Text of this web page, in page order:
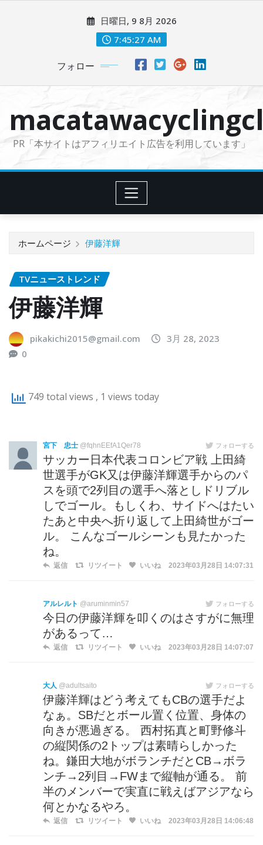
に
日曜日, 9 8月 2026
7:45:28 AM
フォロー
PR「本サイトはアフィリエイト広告を利用しています」
ホームページ 伊藤洋輝
TVニューストレンド
伊藤洋輝
pikakichi2015@gmail.com
3月 28, 2023
0
749 total views , 1 views today
宮下 忠士 @fqhnEEfA1Qer78 フォローする
サッカー日本代表コロンビア戦 上田綺
世選手がGK又は伊藤洋輝選手からのパ
スを頭で2列目の選手へ落としドリブル
しでゴール。もしくわ、サイドへはたい
たあと中央へ折り返して上田綺世がゴー
ル。 こんなゴールシーンも見たかった
ね。
返信 リツイート いいね 2023年03月28日 14:07:31
アルレルト @aruminmin57 フォローする
今日の伊藤洋輝を叩くのはさすがに無理
があるって…
返信 リツイート いいね 2023年03月28日 14:07:07
大人 @adultsaito フォローする
伊藤洋輝はどう考えてもCBの選手だよ
なぁ。SBだとボール置く位置、身体の
向きが悪過ぎる。 西村拓真と町野修斗
の縦関係の2トップは素晴らしかった
ね。鎌田大地がボランチだとCB→ボラ
ンチ→2列目→FWまで縦軸が通る。 前
半のメンバーで実直に戦えばアジアなら
何とかなるやろ。
返信 リツイート いいね 2023年03月28日 14:06:48